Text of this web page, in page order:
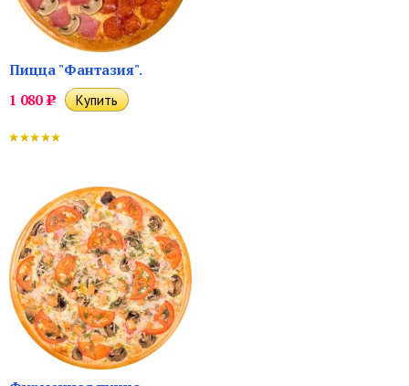
Пицца "Фантазия".
1 080 Р